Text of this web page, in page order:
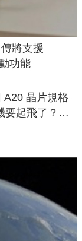
將支援
功能
A20 晶片規格
要起飛了？專